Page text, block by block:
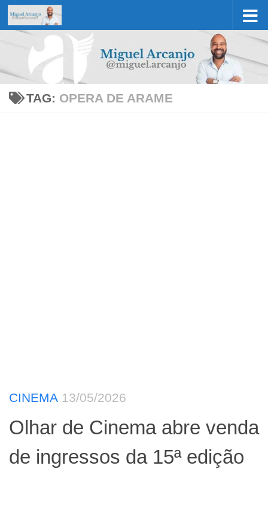
Skip to content
TAG: OPERA DE ARAME
CINEMA 13/05/2026
Olhar de Cinema abre venda
de ingressos da 15ª edição